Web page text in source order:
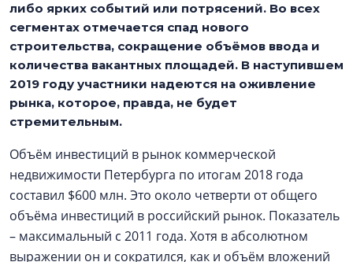
либо ярких событий или потрясений. Во всех
сегментах отмечается спад нового
строительства, сокращение объёмов ввода и
количества вакантных площадей. В наступившем
2019 году участники надеются на оживление
рынка, которое, правда, не будет
стремительным.
Объём инвестиций в рынок коммерческой
недвижимости Петербурга по итогам 2018 года
составил $600 млн. Это около четверти от общего
объёма инвестиций в российский рынок. Показатель
– максимальный с 2011 года. Хотя в абсолютном
выражении он и сократился, как и объём вложений